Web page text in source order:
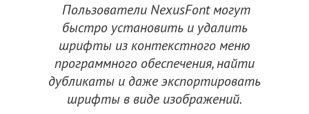
Пользователи NexusFont могут
быстро установить и удалить
шрифты из контекстного меню
программного обеспечения, найти
дубликаты и даже экспортировать
шрифты в виде изображений.